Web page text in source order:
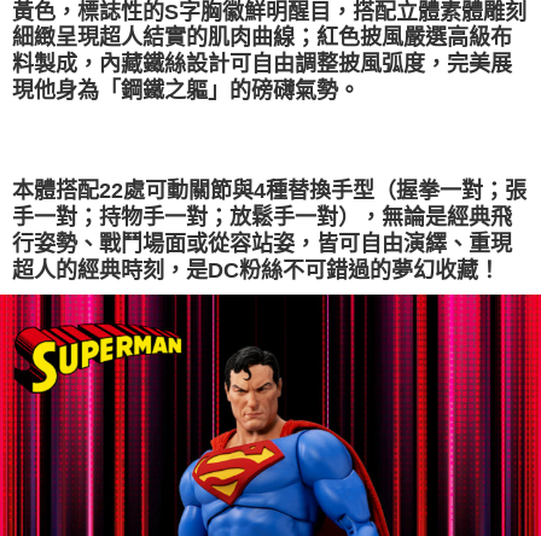
買賣價金債權讓與本公司後，依約使用本公司帳單繳交帳款。
2.基於同意付款使用「大哥付你分期」之契約關係目的，商店將以您的個人
資料（包含姓名、電話或地址）提供予台灣大哥大進項蒐集、處理及利用，
由本公司與您本人進行分期帳單所需資料之確認、核對及更正。
3.完整用戶服務條款，請詳閱以下連結：https://oppay.tw/userRule
後付繳納相關費用。
※ 交易是否成功請以「AFTEE先享後付 」之結帳頁面顯示為準，若有關於
是否繳費成功／繳費後需取消欲退款等相關疑問，請聯繫「AFTEE先享後付
客戶支援中心」https://netprotections.freshdesk.com/support/home
權轉讓予恩沛科技股份有限公司。
２．關於個人資料處理事宜，請瀏覽以下網址：
https://aftee.tw/terms/#terms3
３．未成年的使用者請事先徵得法定代理人或監護人之同意方可使用
「AFTEE先享後付」，若未經同意申辦者引起之損失，本公司不負相關責
任。
４．使用「AFTEE先享後付」時，將依據個別帳號之用戶狀況，依本公司即
時審查核予不同之上限額度；若仍有額度不足之情形，本公司將視審查結果
請求用戶進行身份認證。
５．嚴禁一人註冊多個帳號或使用他人資訊註冊。若發現惡意使用之情形，
恩沛科技股份有限公司將有權停止該用戶之使用額度並採取法律行動。
黃色，標誌性的S字胸徽鮮明醒目，搭配立體素體雕刻
細緻呈現超人結實的肌肉曲線；紅色披風嚴選高級布
料製成，內藏鐵絲設計可自由調整披風弧度，完美展
現他身為「鋼鐵之軀」的磅礴氣勢。
本體搭配22處可動關節與4種替換手型（握拳一對；張
手一對；持物手一對；放鬆手一對），無論是經典飛
行姿勢、戰鬥場面或從容站姿，皆可自由演繹、重現
超人的經典時刻，是DC粉絲不可錯過的夢幻收藏！